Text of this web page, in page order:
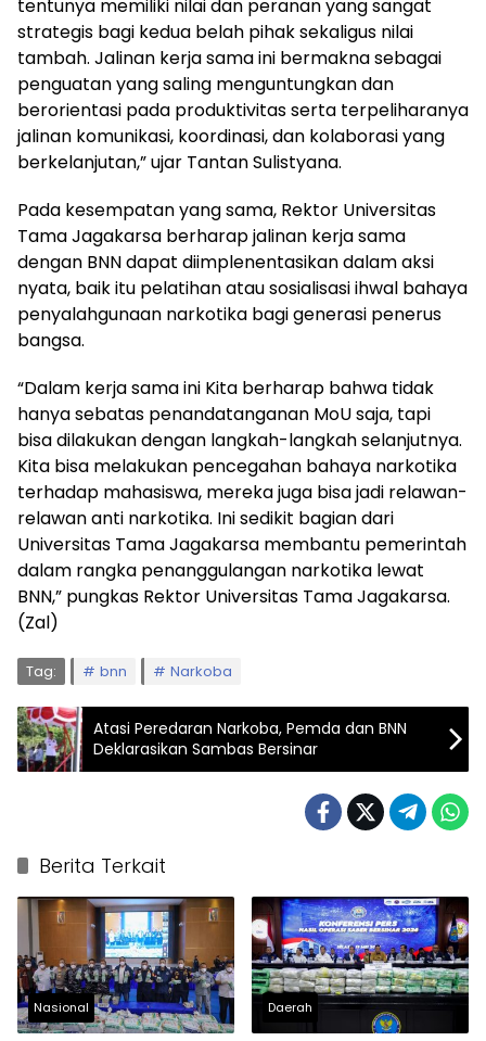
tentunya memiliki nilai dan peranan yang sangat
strategis bagi kedua belah pihak sekaligus nilai
tambah. Jalinan kerja sama ini bermakna sebagai
penguatan yang saling menguntungkan dan
berorientasi pada produktivitas serta terpeliharanya
jalinan komunikasi, koordinasi, dan kolaborasi yang
berkelanjutan,” ujar Tantan Sulistyana.
Pada kesempatan yang sama, Rektor Universitas
Tama Jagakarsa berharap jalinan kerja sama
dengan BNN dapat diimplenentasikan dalam aksi
nyata, baik itu pelatihan atau sosialisasi ihwal bahaya
penyalahgunaan narkotika bagi generasi penerus
bangsa.
“Dalam kerja sama ini Kita berharap bahwa tidak
hanya sebatas penandatanganan MoU saja, tapi
bisa dilakukan dengan langkah-langkah selanjutnya.
Kita bisa melakukan pencegahan bahaya narkotika
terhadap mahasiswa, mereka juga bisa jadi relawan-
relawan anti narkotika. Ini sedikit bagian dari
Universitas Tama Jagakarsa membantu pemerintah
dalam rangka penanggulangan narkotika lewat
BNN,” pungkas Rektor Universitas Tama Jagakarsa.
(Zal)
Tag: bnn Narkoba
Atasi Peredaran Narkoba, Pemda dan BNN
Deklarasikan Sambas Bersinar
Berita Terkait
Nasional Daerah